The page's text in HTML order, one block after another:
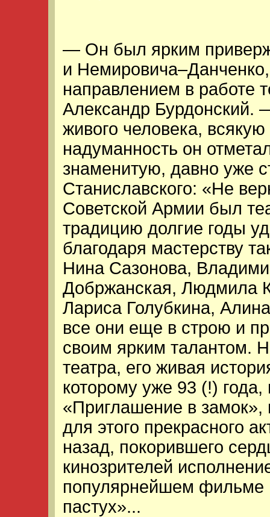
— Он был ярким
и
направлением в работе
Александр Бурдонский.
живого человека,
надуманность он
знаменитую, давно уже
Станиславского: «Не
Советской Армии был
традицию долгие годы
благодаря мастерству
Нина Сазонова,
Добржанская, Людмила
Лариса Голубкина,
все они еще в строю и
своим ярким талантом.
театра, его живая
которому уже 93 (!)
«Приглашение в
для этого прекрасного
назад, покорившего
кинозрителей
популярнейшем фильме
пастух»...